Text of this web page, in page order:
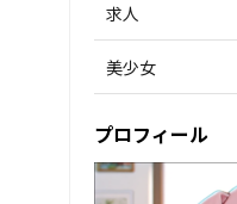
求人
美少女
プロフィール